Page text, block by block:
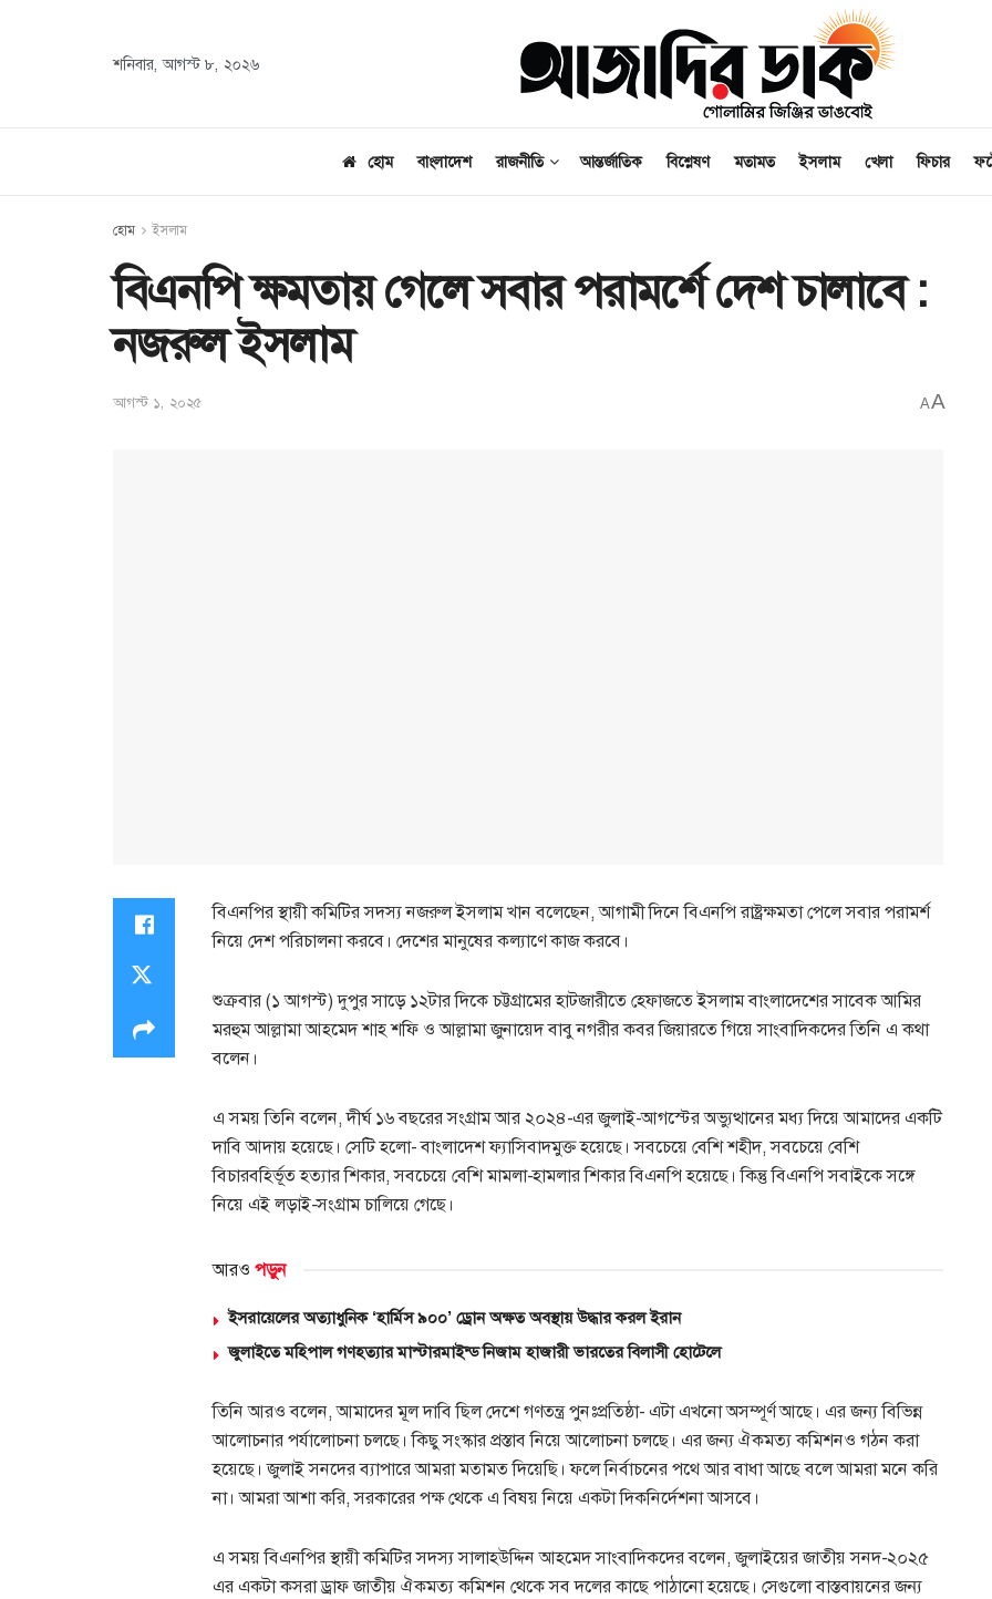
শনিবার, আগস্ট ৮, ২০২৬
হোম বাংলাদেশ রাজনীতি আন্তর্জাতিক বিশ্লেষণ মতামত ইসলাম খেলা ফিচার
হোম ইসলাম
বিএনপি ক্ষমতায় গেলে সবার পরামর্শে দেশ চালাবে :
নজরুল ইসলাম
আগস্ট ১, ২০২৫ AA
বিএনপির স্থায়ী কমিটির সদস্য নজরুল ইসলাম খান বলেছেন, আগামী দিনে বিএনপি রাষ্ট্রক্ষমতা পেলে সবার পরামর্শ
নিয়ে দেশ পরিচালনা করবে। দেশের মানুষের কল্যাণে কাজ করবে।
শুক্রবার (১ আগস্ট) দুপুর সাড়ে ১২টার দিকে চট্টগ্রামের হাটজারীতে হেফাজতে ইসলাম বাংলাদেশের সাবেক আমির
মরহুম আল্লামা আহমেদ শাহ শফি ও আল্লামা জুনায়েদ বাবু নগরীর কবর জিয়ারতে গিয়ে সাংবাদিকদের তিনি এ কথা
বলেন।
এ সময় তিনি বলেন, দীর্ঘ ১৬ বছরের সংগ্রাম আর ২০২৪-এর জুলাই-আগস্টের অভ্যুত্থানের মধ্য দিয়ে আমাদের একটি
দাবি আদায় হয়েছে। সেটি হলো- বাংলাদেশ ফ্যাসিবাদমুক্ত হয়েছে। সবচেয়ে বেশি শহীদ, সবচেয়ে বেশি
বিচারবহির্ভূত হত্যার শিকার, সবচেয়ে বেশি মামলা-হামলার শিকার বিএনপি হয়েছে। কিন্তু বিএনপি সবাইকে সঙ্গে
নিয়ে এই লড়াই-সংগ্রাম চালিয়ে গেছে।
আরও পড়ুন
ইসরায়েলের অত্যাধুনিক ‘হার্মিস ৯০০’ ড্রোন অক্ষত অবস্থায় উদ্ধার করল ইরান
জুলাইতে মহিপাল গণহত্যার মাস্টারমাইন্ড নিজাম হাজারী ভারতের বিলাসী হোটেলে
তিনি আরও বলেন, আমাদের মূল দাবি ছিল দেশে গণতন্ত্র পুনঃপ্রতিষ্ঠা- এটা এখনো অসম্পূর্ণ আছে। এর জন্য বিভিন্ন
আলোচনার পর্যালোচনা চলছে। কিছু সংস্কার প্রস্তাব নিয়ে আলোচনা চলছে। এর জন্য ঐকমত্য কমিশনও গঠন করা
হয়েছে। জুলাই সনদের ব্যাপারে আমরা মতামত দিয়েছি। ফলে নির্বাচনের পথে আর বাধা আছে বলে আমরা মনে করি
না। আমরা আশা করি, সরকারের পক্ষ থেকে এ বিষয় নিয়ে একটা দিকনির্দেশনা আসবে।
এ সময় বিএনপির স্থায়ী কমিটির সদস্য সালাহউদ্দিন আহমেদ সাংবাদিকদের বলেন, জুলাইয়ের জাতীয় সনদ-২০২৫
এর একটা কসরা ড্রাফ জাতীয় ঐকমত্য কমিশন থেকে সব দলের কাছে পাঠানো হয়েছে। সেগুলো বাস্তবায়নের জন্য